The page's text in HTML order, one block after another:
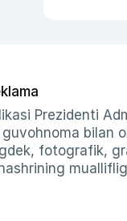
Prezidenti
bilan
fotografik,